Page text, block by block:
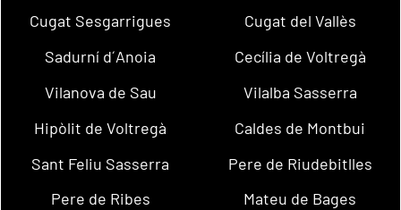
Cugat Sesgarrigues
Cugat del Vallès
Sadurní d´Anoia
Cecília de Voltregà
Vilanova de Sau
Vilalba Sasserra
Hipòlit de Voltregà
Caldes de Montbui
Sant Feliu Sasserra
Pere de Riudebitlles
Pere de Ribes
Mateu de Bages